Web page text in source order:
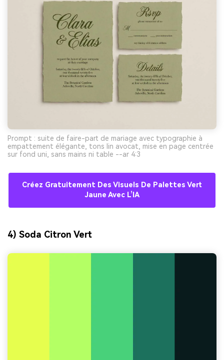
Prompt : suite de faire-part de mariage avec typographie à
empattement élégante, tons lin avocat, mise en page centrée
sur fond uni, sans mains ni table --ar 4:3
Créez Gratuitement Des Visuels De Palettes Vert
Jaune Avec L’IA
4) Soda Citron Vert